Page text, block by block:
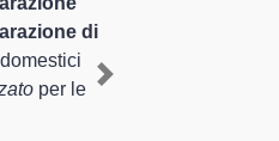
e provincia per
rapido del corretto
da
Next